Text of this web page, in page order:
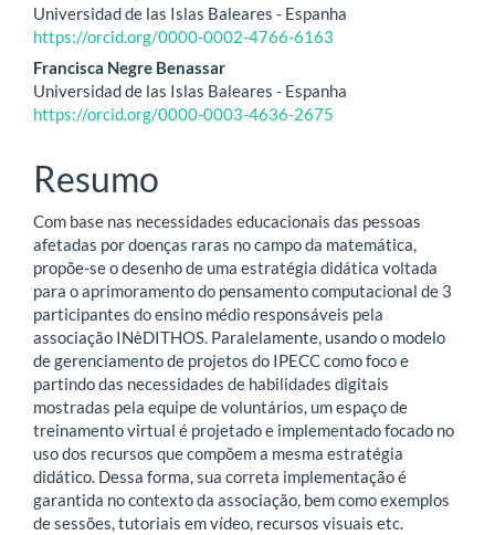
Universidad de las Islas Baleares - Espanha
https://orcid.org/0000-0002-4766-6163
Francisca Negre Benassar
Universidad de las Islas Baleares - Espanha
https://orcid.org/0000-0003-4636-2675
Resumo
Com base nas necessidades educacionais das pessoas
afetadas por doenças raras no campo da matemática,
propõe-se o desenho de uma estratégia didática voltada
para o aprimoramento do pensamento computacional de 3
participantes do ensino médio responsáveis ​​pela
associação INèDITHOS. Paralelamente, usando o modelo
de gerenciamento de projetos do IPECC como foco e
partindo das necessidades de habilidades digitais
mostradas pela equipe de voluntários, um espaço de
treinamento virtual é projetado e implementado focado no
uso dos recursos que compõem a mesma estratégia
didático. Dessa forma, sua correta implementação é
garantida no contexto da associação, bem como exemplos
de sessões, tutoriais em vídeo, recursos visuais etc.